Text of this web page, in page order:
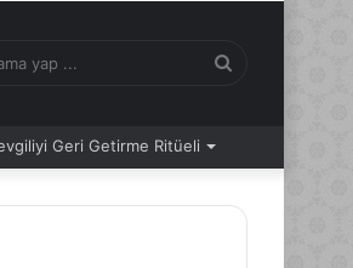
Geri Getirme Ritüeli